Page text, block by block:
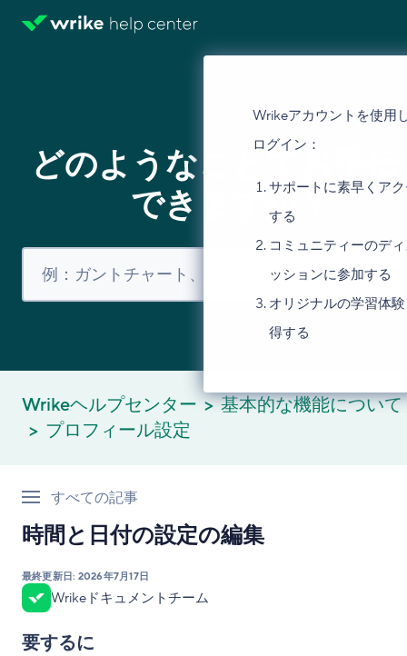
Wrikeアカウントを使用
ログイン：
サポートに素早くア
する
コミュニティーのデ
ッションに参加する
オリジナルの学習体
得する
どのようなことでお手
できますか？
Wrikeヘルプセンター
基本的な機能について
プロフィール設定
すべての記事
時間と日付の設定の編集
最終更新日: 2026年7月17日
Wrikeドキュメントチーム
要するに